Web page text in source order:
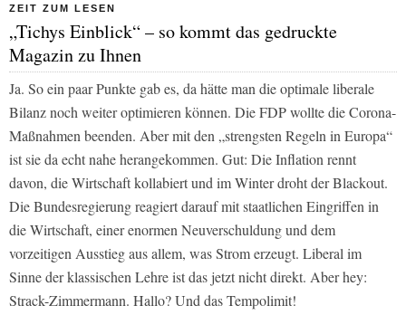
ZEIT ZUM LESEN
„Tichys Einblick“ – so kommt das gedruckte
Magazin zu Ihnen
Ja. So ein paar Punkte gab es, da hätte man die optimale liberale
Bilanz noch weiter optimieren können. Die FDP wollte die Corona-
Maßnahmen beenden. Aber mit den „strengsten Regeln in Europa“
ist sie da echt nahe herangekommen. Gut: Die Inflation rennt
davon, die Wirtschaft kollabiert und im Winter droht der Blackout.
Die Bundesregierung reagiert darauf mit staatlichen Eingriffen in
die Wirtschaft, einer enormen Neuverschuldung und dem
vorzeitigen Ausstieg aus allem, was Strom erzeugt. Liberal im
Sinne der klassischen Lehre ist das jetzt nicht direkt. Aber hey:
Strack-Zimmermann. Hallo? Und das Tempolimit!